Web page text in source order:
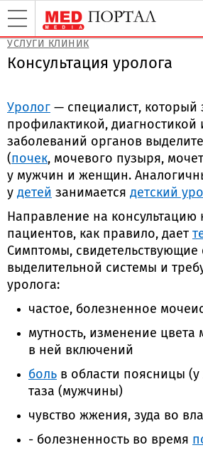
УСЛУГИ КЛИНИК
Консультация уролога
Уролог — специалист, который
профилактикой, диагностикой
заболеваний органов
(почек, мочевого пузыря,
у мужчин и женщин.
у детей занимается детский
Направление на консультацию
пациентов, как правило, дает
Симптомы, свидетельствующие
выделительной системы и
уролога:
частое, болезненное
мутность, изменение цвета
в ней включений
боль в области поясницы
таза (мужчины)
чувство жжения, зуда во
- болезненность во время